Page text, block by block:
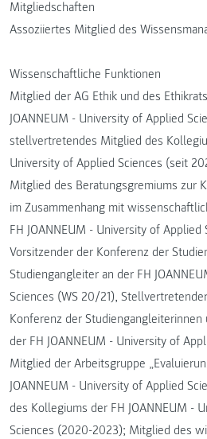
Mitgliedschaften
Assoziiertes Mitglied des
Wissenschaftliche Funktionen
Mitglied der AG Ethik und des
JOANNEUM - University of Applied
stellvertretendes Mitglied des
University of Applied Sciences (seit
Mitglied des Beratungsgremiums zur
im Zusammenhang mit
FH JOANNEUM - University of
Vorsitzender der Konferenz der
Studiengangleiter an der FH
Sciences (WS 20/21),
Konferenz der
der FH JOANNEUM - University of
Mitglied der Arbeitsgruppe
JOANNEUM - University of Applied
des Kollegiums der FH JOANNEUM -
Sciences (2020-2023); Mitglied des